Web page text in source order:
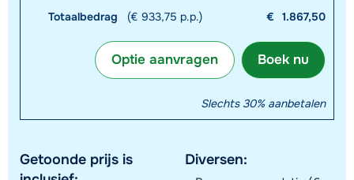
Totaalbedrag (€ 933,75 p.p.) € 1.867,50
Boek nu
Optie aanvragen
Slechts 30% aanbetalen
Getoonde prijs is
Diversen: